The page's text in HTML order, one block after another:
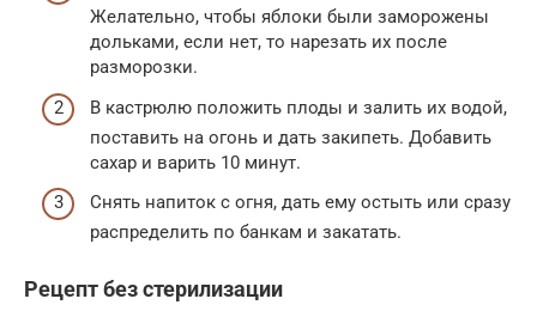
Желательно, чтобы яблоки были заморожены
дольками, если нет, то нарезать их после
разморозки.
В кастрюлю положить плоды и залить их водой,
поставить на огонь и дать закипеть. Добавить
сахар и варить 10 минут.
Снять напиток с огня, дать ему остыть или сразу
распределить по банкам и закатать.
Рецепт без стерилизации